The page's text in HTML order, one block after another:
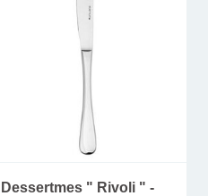
Dessertmes " Rivoli " -